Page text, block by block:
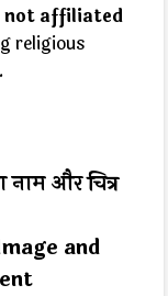
not affiliated
religious
नाम और चित्र
and